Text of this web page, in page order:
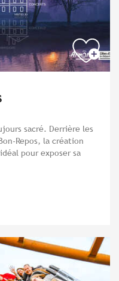
sacré. Derrière les
Repos, la création
pour exposer sa